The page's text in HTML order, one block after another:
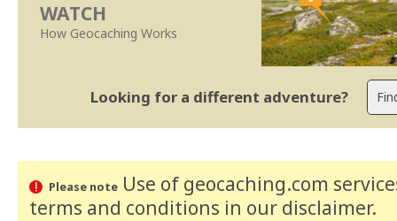
WATCH
How Geocaching Works
Looking for a different adventure?
Please noteUse of geocaching.com
terms and conditions in our disclaimer.